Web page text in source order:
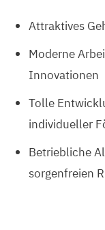
Attraktives
Moderne
Innovationen
Tolle
individueller
Betriebliche
sorgenfreien